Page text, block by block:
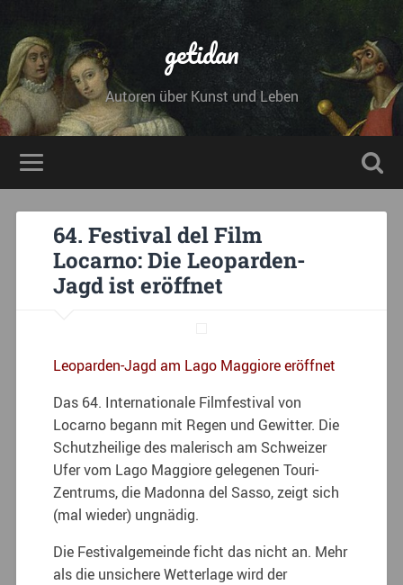
getidan
Autoren über Kunst und Leben
64. Festival del Film
Locarno: Die Leoparden-
Jagd ist eröffnet
Leoparden-Jagd am Lago Maggiore eröffnet
Das 64. Internationale Filmfestival von
Locarno begann mit Regen und Gewitter. Die
Schutzheilige des malerisch am Schweizer
Ufer vom Lago Maggiore gelegenen Touri-
Zentrums, die Madonna del Sasso, zeigt sich
(mal wieder) ungnädig.
Die Festivalgemeinde ficht das nicht an. Mehr
als die unsichere Wetterlage wird der